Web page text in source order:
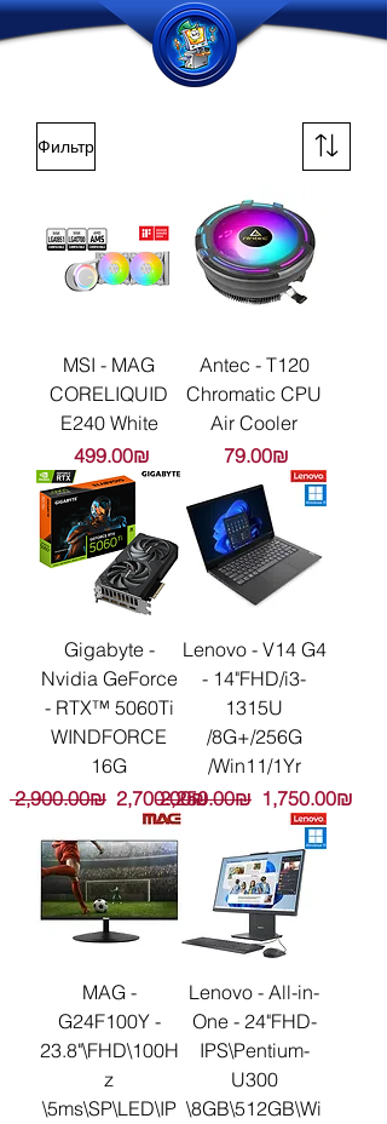
Фильтр
MSI - MAG
CORELIQUID
E240 White
Цена
‏499.00 ‏₪
Antec - T120
Chromatic CPU
Air Cooler
Цена ‏79.00 ‏₪
Gigabyte -
Nvidia GeForce
- RTX™ 5060Ti
WINDFORCE
16G
Обычная цена
‏2,900.00 ‏₪ Цена со скидкой
‏2,700.00 ‏₪
Lenovo - V14 G4
- 14"FHD/i3-
1315U
/8G+/256G
/Win11/1Yr
Обычная цена
‏2,250.00 ‏₪ Цена со ‏1,750.00 ‏₪
MAG -
G24F100Y -
23.8"\FHD\100H
z
\5ms\SP\LED\IP
Lenovo - All-in-
One - 24"FHD-
IPS\Pentium-
U300
\8GB\512GB\Wi